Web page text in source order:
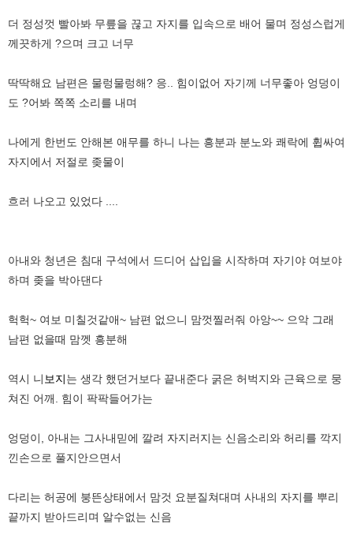
더 정성껏 빨아봐 무릎을 끊고 자지를 입속으로 배어 물며 정성스럽게
께끗하게 ?으며 크고 너무
딱딱해요 남편은 물렁물렁해? 응.. 힘이없어 자기께 너무좋아 엉덩이
도 ?어봐 쪽쪽 소리를 내며
나에게 한번도 안해본 애무를 하니 나는 흥분과 분노와 쾌락에 휩싸여
자지에서 저절로 좆물이
흐러 나오고 있었다 ....
아내와 청년은 침대 구석에서 드디어 삽입을 시작하며 자기야 여보야
하며 좆을 박아댄다
헉헉~ 여보 미칠것같애~ 남편 없으니 맘껏찔러줘 아앙~~ 으악 그래
남편 없을때 맘껫 흥분해
역시 니 보지는 생각 했던거보다 끝내준다 굵은 허벅지와 근육으로 뭉
쳐진 어깨. 힘이 팍팍들어가는
엉덩이, 아내는 그사내믿에 깔려 자지러지는 신음소리와 허리를 깍지
낀손으로 풀지안으면서
다리는 허공에 붕뜬상태에서 맘것 요분질쳐대며 사내의 자지를 뿌리
끝까지 받아드리며 알수없는 신음